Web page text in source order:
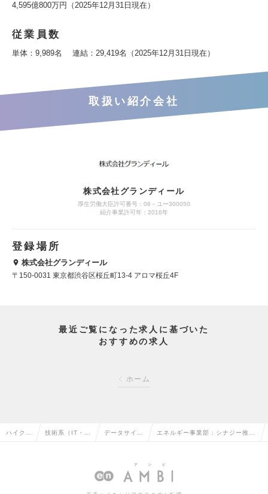
4,595億800万円（2025年12月31日現在）
従業員数
単体：9,989名 連結：29,419名（2025年12月31日現在）
取扱い紹介会社
株式会社グランディール
厚生労働大臣許可番号：06－ユー300050
紹介事業許可年：2016年
登録場所
株式会社グランディール
〒150-0031 東京都渋谷区桜丘町13-4 アロマ桜丘4F
最近ご覧になった求人に基づいた
おすすめの求人
ホーム
ハイクラ 技術系（IT・W データサイエ
転職
エネルギー事業部：シナジー推進
の求人情報